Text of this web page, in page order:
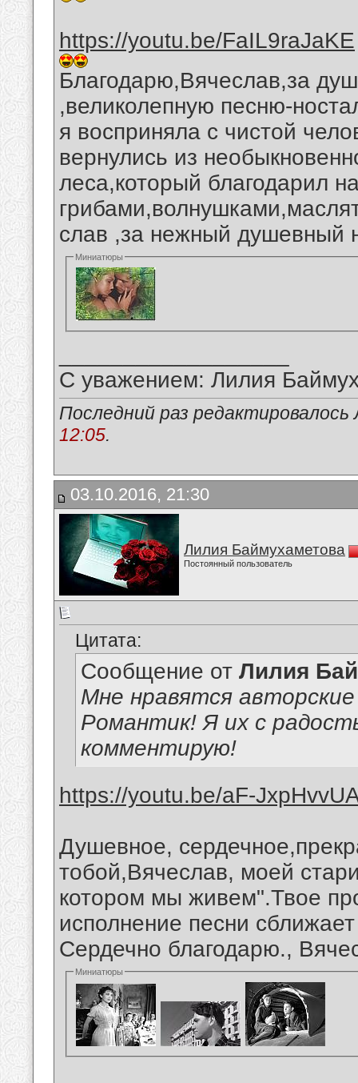
https://youtu.be/FaIL9raJaKE
Благодарю,Вячеслав,за
,великолепную песню-
я восприняла с чистой
вернулись из
леса,который благодарил
слав ,за нежный душевный
Миниатюры
С уважением: Лилия
Последний раз
12:05.
03.10.2016, 21:30
Лилия Баймухаметова
Постоянный пользователь
Цитата:
Сообщение от Лилия
Мне нравятся
Романтик! Я их с
комментирую!
https://youtu.be/aF-
Душевное,
тобой,Вячеслав, моей
котором мы живем".Твое
исполнение песни
Сердечно благодарю.,
Миниатюры